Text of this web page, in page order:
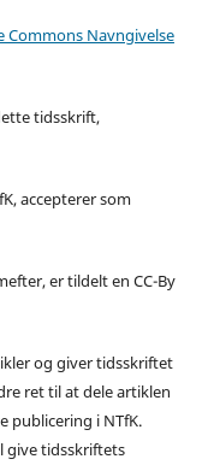
Commons Navngivelse
tidsskrift,
accepterer som
er tildelt en CC-By
og giver tidsskriftet
ret til at dele artiklen
publicering i NTfK.
give tidsskriftets